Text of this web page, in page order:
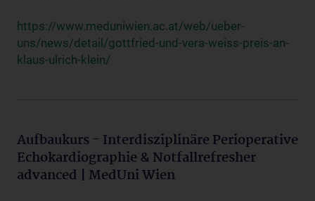
https://www.meduniwien.ac.at/web/ueber-
uns/news/detail/gottfried-und-vera-weiss-preis-an-
klaus-ulrich-klein/
Aufbaukurs - Interdisziplinäre Perioperative
Echokardiographie & Notfallrefresher
advanced | MedUni Wien